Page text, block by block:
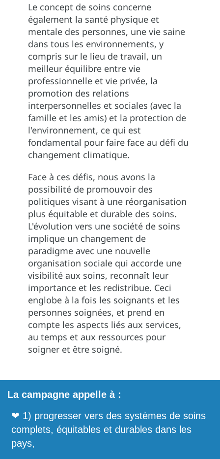
Le concept de soins concerne
également la santé physique et
mentale des personnes, une vie saine
dans tous les environnements, y
compris sur le lieu de travail, un
meilleur équilibre entre vie
professionnelle et vie privée, la
promotion des relations
interpersonnelles et sociales (avec la
famille et les amis) et la protection de
l'environnement, ce qui est
fondamental pour faire face au défi du
changement climatique.
Face à ces défis, nous avons la
possibilité de promouvoir des
politiques visant à une réorganisation
plus équitable et durable des soins.
L'évolution vers une société de soins
implique un changement de
paradigme avec une nouvelle
organisation sociale qui accorde une
visibilité aux soins, reconnaît leur
importance et les redistribue. Ceci
englobe à la fois les soignants et les
personnes soignées, et prend en
compte les aspects liés aux services,
au temps et aux ressources pour
soigner et être soigné.
La campagne appelle à :
❤ 1) progresser vers des systèmes de soins
complets, équitables et durables dans les
pays,